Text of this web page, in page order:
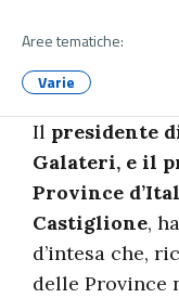
Aree tematiche:
Varie
Il presidente
Galateri, e il
Province
Castiglione,
d’intesa che,
delle Province